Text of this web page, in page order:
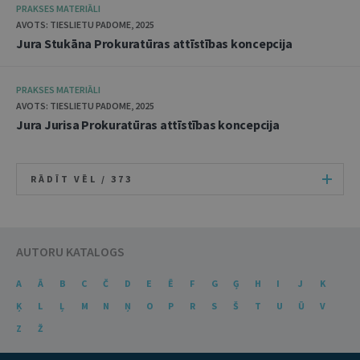
PRAKSES MATERIĀLI
AVOTS: TIESLIETU PADOME, 2025
Jura Stukāna Prokuratūras attīstības koncepcija
PRAKSES MATERIĀLI
AVOTS: TIESLIETU PADOME, 2025
Jura Jurisa Prokuratūras attīstības koncepcija
RĀDĪT VĒL / 373
AUTORU KATALOGS
A Ā B C Č D E Ē F G Ģ H I J
K
Ķ
L Ļ M N Ņ O P R S Š T U Ū
V
Z
Ž